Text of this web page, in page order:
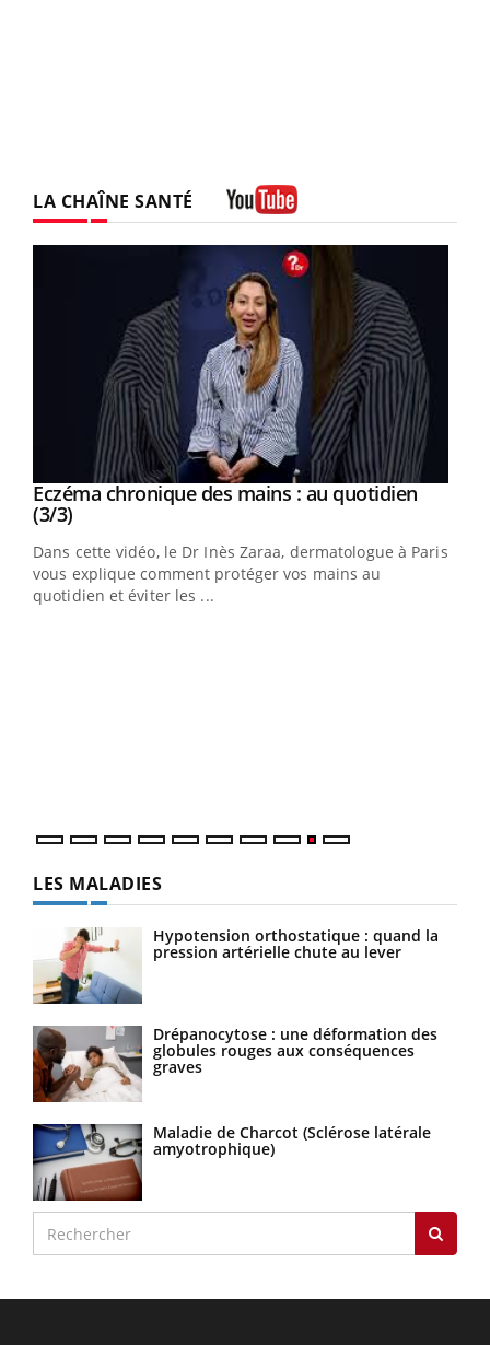
LA CHAÎNE SANTÉ
Youtube
Youtube
Eczéma chronique des mains : au quotidien
(3/3)Youtube
Dans cette vidéo, le Dr Inès Zaraa, dermatologue à Paris,
vous explique comment protéger vos mains au
quotidien et éviter les ...
LES MALADIES
Hypotension orthostatique : quand la
pression artérielle chute au lever
Drépanocytose : une déformation des
globules rouges aux conséquences
graves
Maladie de Charcot (Sclérose latérale
amyotrophique)